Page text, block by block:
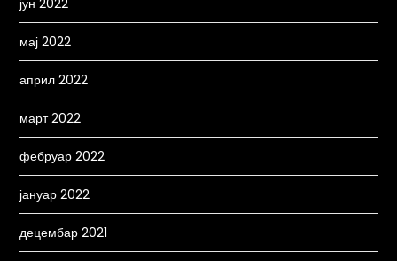
јун 2022
мај 2022
април 2022
март 2022
фебруар 2022
јануар 2022
децембар 2021